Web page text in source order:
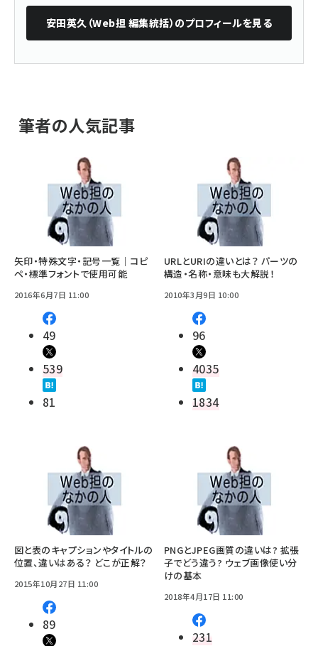
安田英久（Web担 編集統括） のプロフィールを見る
筆者の人気記事
矢印・特殊文字・記号一覧｜コピ
ペ・標準フォントで使用可能
2016年6月7日 11:00
49
539
81
URLとURIの違いとは？ パーツの
構造・名称・意味も大解説！
2010年3月9日 10:00
96
4035
1834
図と表のキャプションやタイトルの
位置、違いはある？ どこが正解？
2015年10月27日 11:00
89
PNGとJPEG画質の違いは? 拡張
子でどう違う? ウェブ画像使い分
けの基本
2018年4月17日 11:00
231